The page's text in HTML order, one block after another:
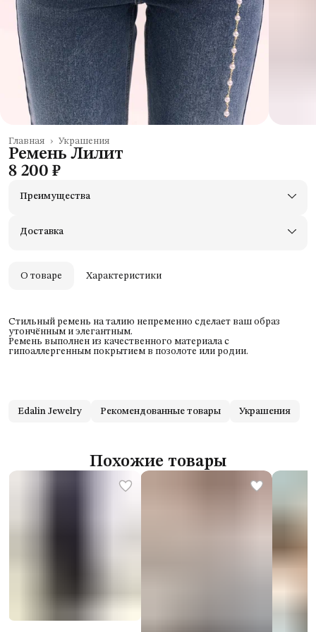
Украшения
Главная ›
Ремень Лилит
8 200 ₽
Преимущества
Оплата — картой, СБП или наличными
Доставка
О товаре Характеристики
Стильный ремень на талию непременно сделает ваш образ
утончённым и элегантным.
Ремень выполнен из качественного материала с
гипоаллергенным покрытием в позолоте или родии.
Edalin Jewelry Рекомендованные товары Украшения
Похожие товары